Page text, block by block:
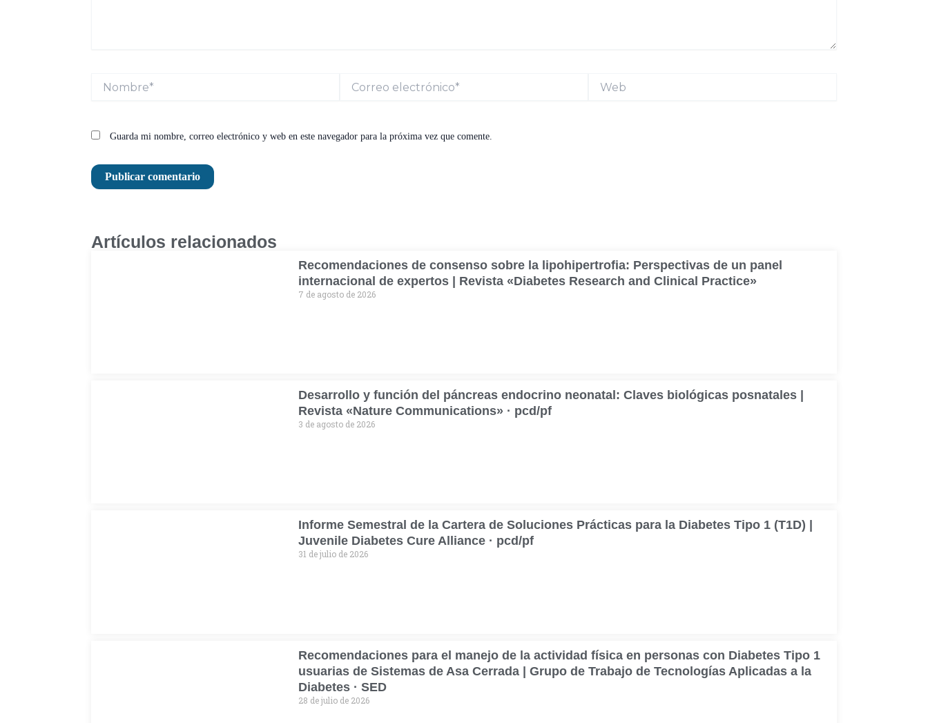
electrónico*
Guarda mi nombre, correo electrónico y web en este navegador para la próxima vez que comente.
Artículos relacionados
Recomendaciones de consenso sobre la lipohipertrofia: Perspectivas de un panel
internacional de expertos | Revista «Diabetes Research and Clinical Practice»
7 de agosto de 2026
Desarrollo y función del páncreas endocrino neonatal: Claves biológicas posnatales |
Revista «Nature Communications» · pcd/pf
3 de agosto de 2026
Informe Semestral de la Cartera de Soluciones Prácticas para la Diabetes Tipo 1 (T1D) |
Juvenile Diabetes Cure Alliance · pcd/pf
31 de julio de 2026
Recomendaciones para el manejo de la actividad física en personas con Diabetes Tipo 1
usuarias de Sistemas de Asa Cerrada | Grupo de Trabajo de Tecnologías Aplicadas a la
Diabetes · SED
28 de julio de 2026